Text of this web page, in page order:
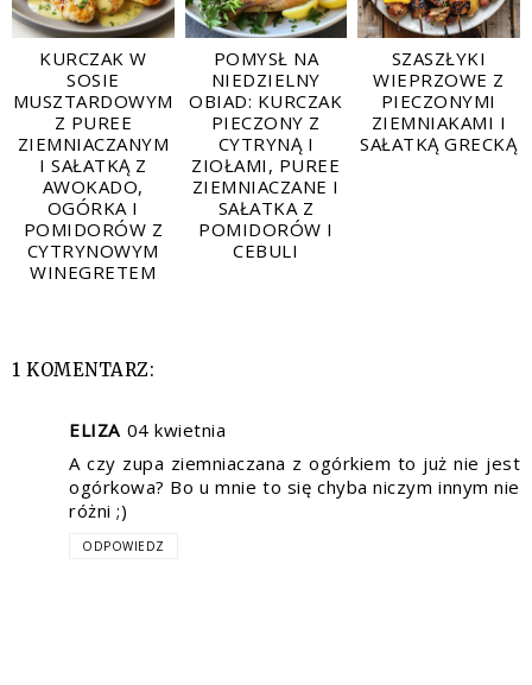
KURCZAK W
SOSIE
MUSZTARDOWYM
Z PUREE
ZIEMNIACZANYM
I SAŁATKĄ Z
AWOKADO,
OGÓRKA I
POMIDORÓW Z
CYTRYNOWYM
WINEGRETEM
POMYSŁ NA
NIEDZIELNY
OBIAD: KURCZAK
PIECZONY Z
CYTRYNĄ I
ZIOŁAMI, PUREE
ZIEMNIACZANE I
SAŁATKA Z
POMIDORÓW I
CEBULI
SZASZŁYKI
WIEPRZOWE Z
PIECZONYMI
ZIEMNIAKAMI I
SAŁATKĄ GRECKĄ
1 KOMENTARZ:
ELIZA 04 kwietnia
A czy zupa ziemniaczana z ogórkiem to już nie jest
ogórkowa? Bo u mnie to się chyba niczym innym nie
różni ;)
ODPOWIEDZ